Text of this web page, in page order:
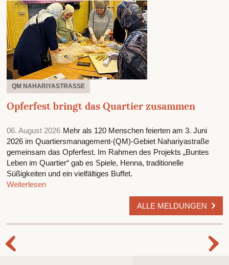
QM NAHARIYASTRASSE
Opferfest bringt das Quartier zusammen
06. August 2026 Mehr als 120 Menschen feierten am 3. Juni
2026 im Quartiersmanagement-(QM)-Gebiet Nahariyastraße
gemeinsam das Opferfest. Im Rahmen des Projekts „Buntes
Leben im Quartier“ gab es Spiele, Henna, traditionelle
Süßigkeiten und ein vielfältiges Buffet.
Weiterlesen
ALLE MELDUNGEN